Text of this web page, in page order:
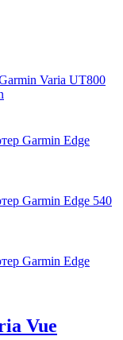
Varia UT800
Garmin Edge
Garmin Edge 540
Garmin Edge
Vue